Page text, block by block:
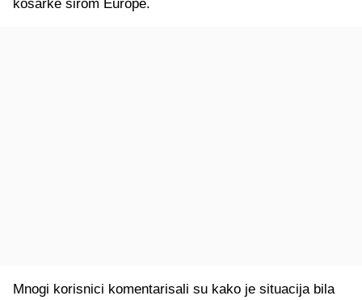
košarke širom Europe.
Mnogi korisnici komentarisali su kako je situacija bila